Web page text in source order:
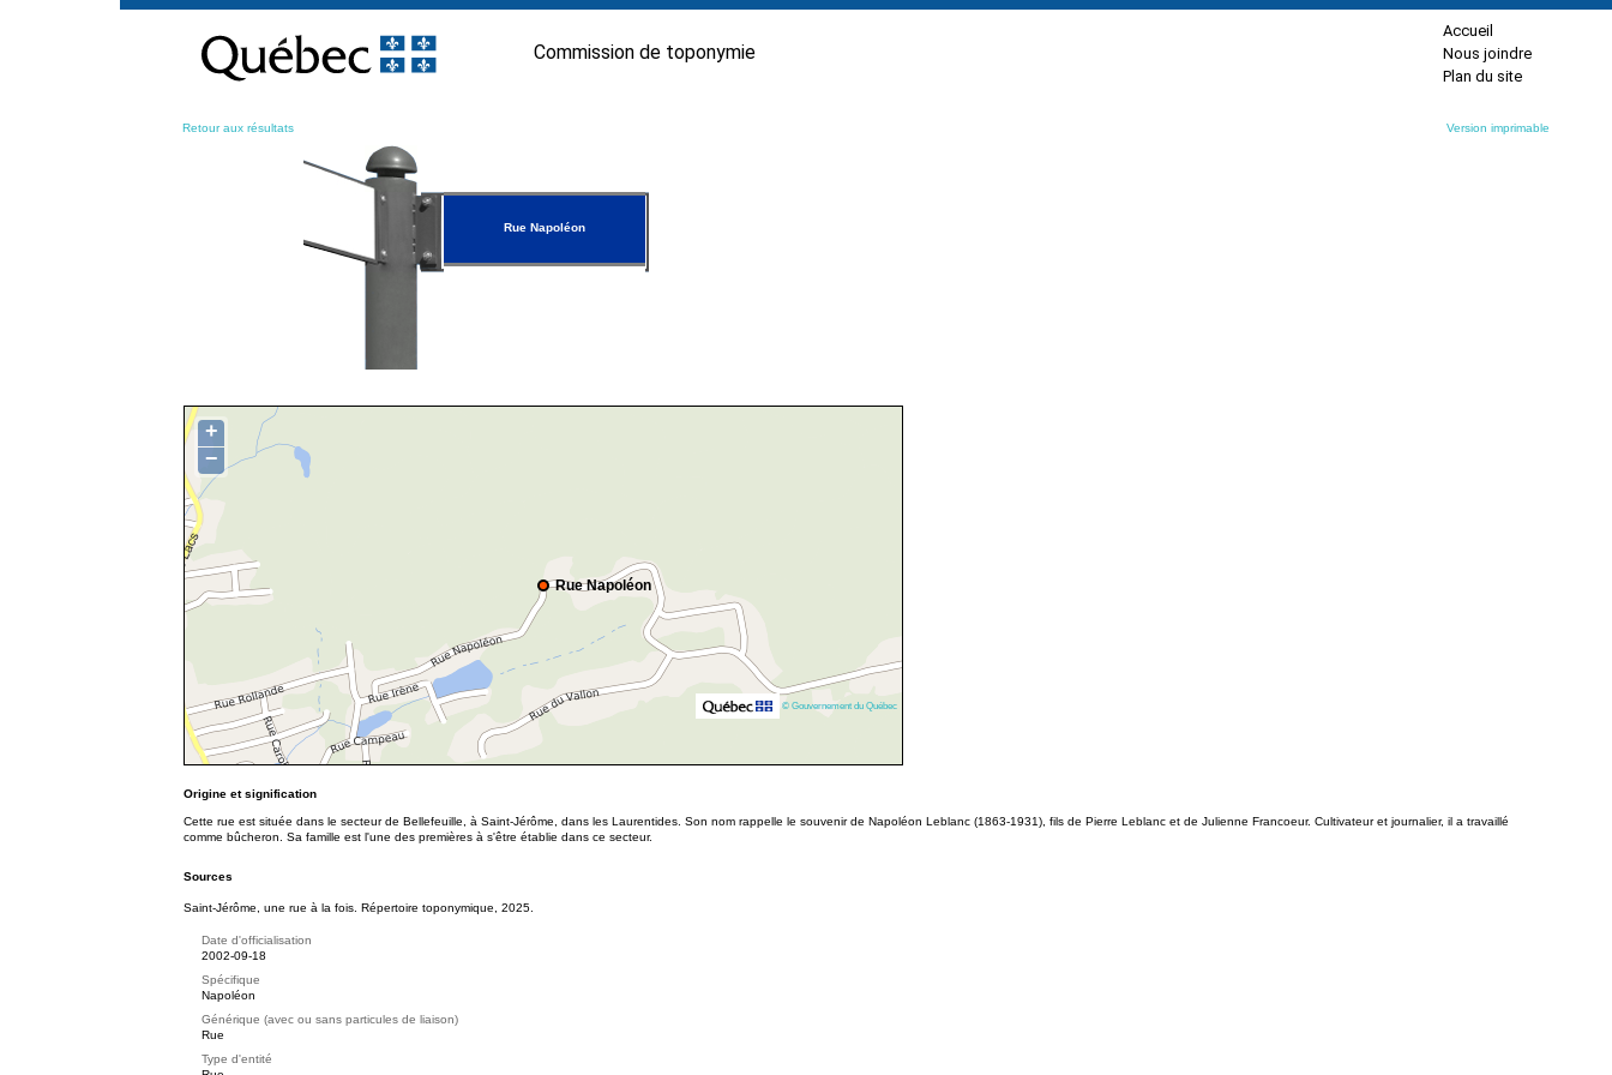
contenu
Commission de toponymie
Accueil
Nous joindre
Plan du site
Retour aux résultats Version imprimable
Rue Napoléon
Rue Napoléon
+
−
© Gouvernement du Québec
Origine et signification
Cette rue est située dans le secteur de Bellefeuille, à Saint-Jérôme, dans les Laurentides. Son nom rappelle le souvenir de Napoléon Leblanc (1863-1931), fils de Pierre Leblanc et de Julienne Francoeur. Cultivateur et journalier, il a travaillé
comme bûcheron. Sa famille est l'une des premières à s'être établie dans ce secteur.
Sources
Saint-Jérôme, une rue à la fois. Répertoire toponymique, 2025.
Date d'officialisation
2002-09-18
Spécifique
Napoléon
Générique (avec ou sans particules de liaison)
Rue
Type d'entité